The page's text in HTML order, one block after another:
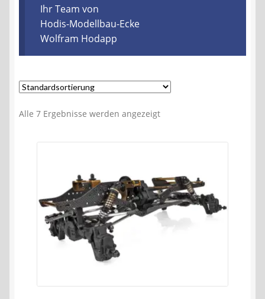
KontaktIhr Team von
Hodis-Modellbau-Ecke
Wolfram Hodapp
Alle 7 Ergebnisse werden angezeigt